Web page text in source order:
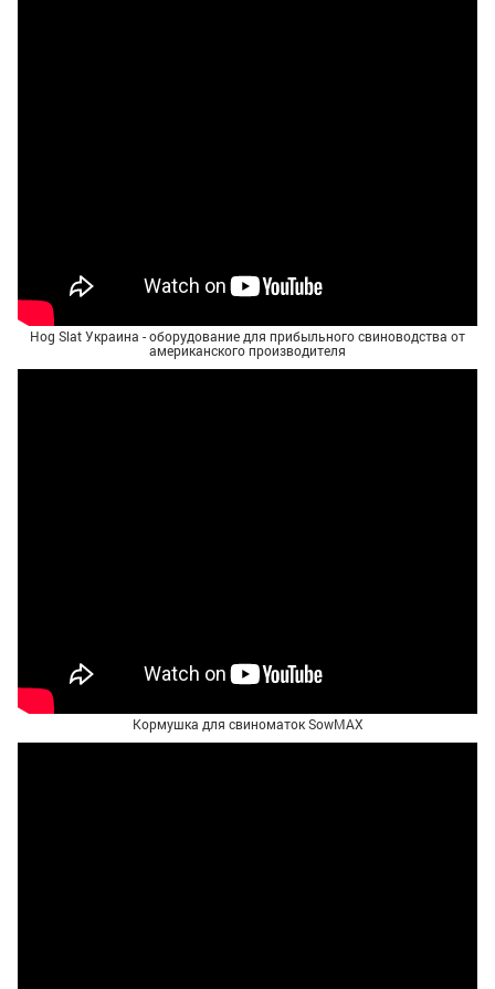
Hog Slat Украина - оборудование для прибыльного свиноводства от
американского производителя
Кормушка для свиноматок SowMAX